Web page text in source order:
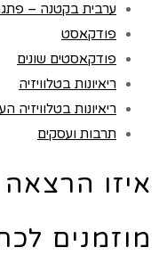
ערבית בקטנה –
פודקאסט
פודקאסטים שונים
ריאיונות בטלוויזיה
ריאיונות בטלוויזיה
תרבות ועסקים
איזו
מוזמנים